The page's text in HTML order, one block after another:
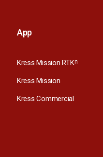
App
Kress Mission RTKn
Kress Mission
Kress Commercial